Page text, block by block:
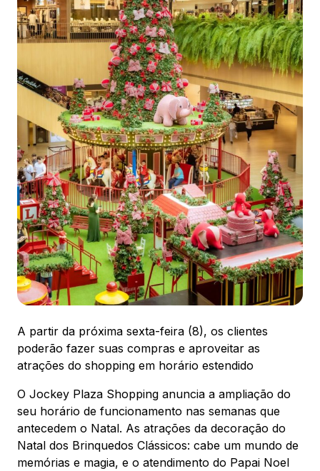
Ver local
Chamar Uber
CONTATO
(41) 3216-1600
WhatsApp
Comodidades Eventos Cinema
A partir da próxima sexta-feira (8), os clientes
poderão fazer suas compras e aproveitar as
atrações do shopping em horário estendido
O Jockey Plaza Shopping anuncia a ampliação do
seu horário de funcionamento nas semanas que
antecedem o Natal. As atrações da decoração do
Natal dos Brinquedos Clássicos: cabe um mundo de
memórias e magia, e o atendimento do Papai Noel